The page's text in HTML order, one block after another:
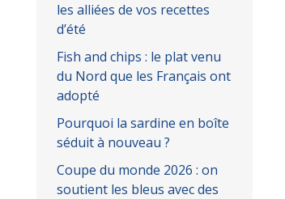
les alliées de vos recettes
d’été
Fish and chips : le plat venu
du Nord que les Français ont
adopté
Pourquoi la sardine en boîte
séduit à nouveau ?
Coupe du monde 2026 : on
soutient les bleus avec des